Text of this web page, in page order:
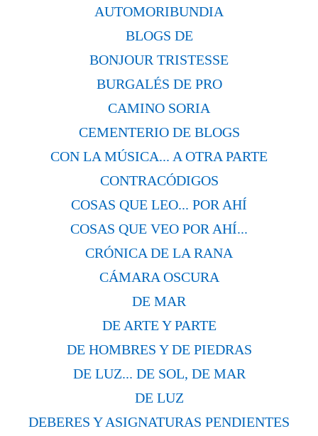
AUTOMORIBUNDIA
BLOGS DE
BONJOUR TRISTESSE
BURGALÉS DE PRO
CAMINO SORIA
CEMENTERIO DE BLOGS
CON LA MÚSICA... A OTRA PARTE
CONTRACÓDIGOS
COSAS QUE LEO... POR AHÍ
COSAS QUE VEO POR AHÍ...
CRÓNICA DE LA RANA
CÁMARA OSCURA
DE MAR
DE ARTE Y PARTE
DE HOMBRES Y DE PIEDRAS
DE LUZ... DE SOL, DE MAR
DE LUZ
DEBERES Y ASIGNATURAS PENDIENTES